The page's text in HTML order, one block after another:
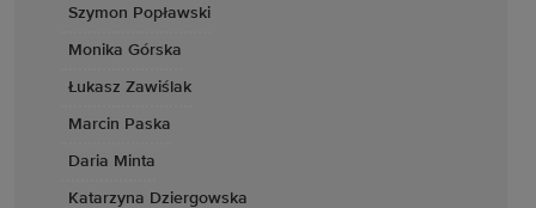
Szymon Popławski
Monika Górska
Łukasz Zawiślak
Marcin Paska
Daria Minta
Katarzyna Dziergowska